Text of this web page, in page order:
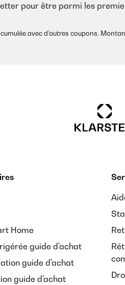
pour être parmi les
avec d’autres coupons.
Home
guide d'achat
guide d'achat
guide d'achat